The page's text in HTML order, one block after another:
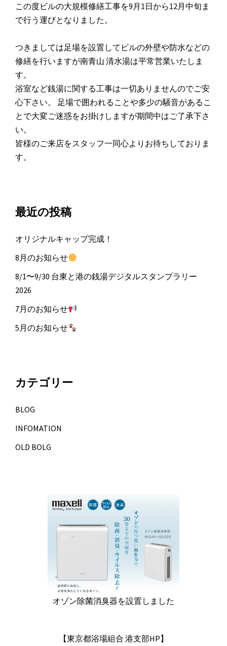
この度ビルの大規模修繕工事を9月1日から12月中旬ま
で行う運びとなりました。
つきましては足場を設置してビルの外壁や防水などの
修繕を行いますが南青山 清水湯は平常営業いたしま
す。
浴室など銭湯に関する工事は一切ありませんのでご安
心下さい。 足場で囲われることや多少の騒音があるこ
とで大変ご迷惑をお掛けしますが期間中はご了承下さ
い。
皆様のご来店をスタッフ一同心よりお待ちしておりま
す。
最近の投稿
オリジナルキャップ完成！
8月のお知らせ
8/1〜9/30 台東と港の銭湯デジタルスタンプラリー
2026
7月のお知らせ
5月のお知らせ
カテゴリー
BLOG
INFOMATION
OLD BOLG
オゾン除菌消臭器を設置しました
【東京都浴場組合 港支部HP】